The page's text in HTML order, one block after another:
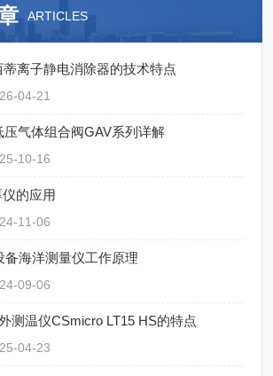
ARTICLES
蒂离子静电消除器的技术特点
04-21
气体组合阀GAV系列详解
10-16
的应用
11-06
备海洋测量仪工作原理
09-06
测温仪CSmicro LT15 HS的特点
04-23